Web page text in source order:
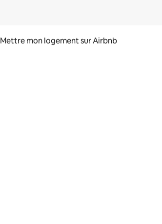
Mettre mon logement sur Airbnb